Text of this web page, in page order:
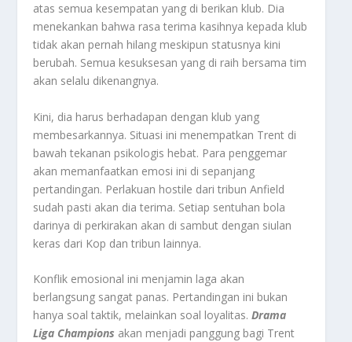
atas semua kesempatan yang di berikan klub. Dia
menekankan bahwa rasa terima kasihnya kepada klub
tidak akan pernah hilang meskipun statusnya kini
berubah. Semua kesuksesan yang di raih bersama tim
akan selalu dikenangnya.
Kini, dia harus berhadapan dengan klub yang
membesarkannya. Situasi ini menempatkan Trent di
bawah tekanan psikologis hebat. Para penggemar
akan memanfaatkan emosi ini di sepanjang
pertandingan. Perlakuan hostile dari tribun Anfield
sudah pasti akan dia terima. Setiap sentuhan bola
darinya di perkirakan akan di sambut dengan siulan
keras dari Kop dan tribun lainnya.
Konflik emosional ini menjamin laga akan
berlangsung sangat panas. Pertandingan ini bukan
hanya soal taktik, melainkan soal loyalitas.Drama
Liga Champions akan menjadi panggung bagi Trent